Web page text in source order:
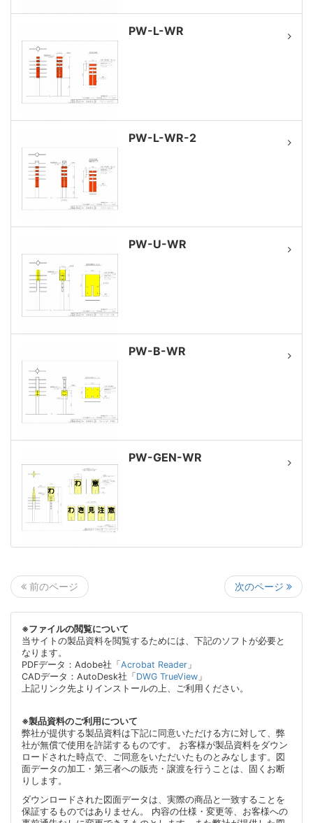
PW-L-WR
PW-L-WR-2
PW-U-WR
PW-B-WR
PW-GEN-WR
前のページ 次のページ
※ファイルの閲覧について
当サイトの製品資料を閲覧するためには、下記のソフトが必要と
なります。
PDFデータ：Adobe社「Acrobat Reader 」
CADデータ：AutoDesk社「DWG TrueView 」
上記リンク先よりインストールの上、ご利用ください。
※製品資料のご利用について
弊社が提供する製品資料は下記に同意いただける方に対して、弊
社が無償で使用を許諾するものです。 お客様が製品資料をダウン
ロードされた時点で、ご同意をいただいたものとみなします。図
面データの加工・第三者への販売・譲渡を行うことは、固くお断
りします。
ダウンロードされた図面データは、実際の商品と一致することを
保証するものではありません。 内容の仕様・変更等、お客様への